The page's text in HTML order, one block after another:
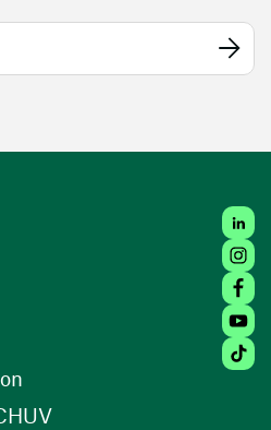
new window)
(opens in a new window)
(opens in a new